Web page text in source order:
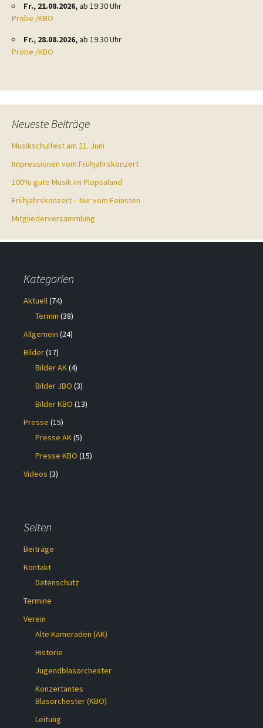
Fr., 21.08.2026,ab 19:30 Uhr
Probe /KBO
Fr., 28.08.2026,ab 19:30 Uhr
Probe /KBO
Neueste Beiträge
Musikschulfest am 21. Juni
Impressionen vom Frühjahrskonzert
100% gute Musik im Plopsaland
Frühjahrskonzert – Nur vom Feinsten
Mitgliederversammlung
Kategorien
Aktuell(74)
Termin (38)
Allgemein (24)
Bilder(17)
Bilder AK(4)
Bilder JBO (3)
Bilder KBO (13)
Presse (15)
Presse AK(5)
Presse KBO (15)
Videos (3)
Seiten
Beiträge
Kontakt
Datenschutz
Termine
Verein
Alte Kameraden (AK)
Historie
Jugendblasorchester
Konzertantes
Blasorchester (KBO)
Leitung